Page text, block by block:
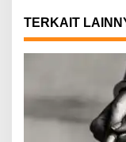
TERKAIT